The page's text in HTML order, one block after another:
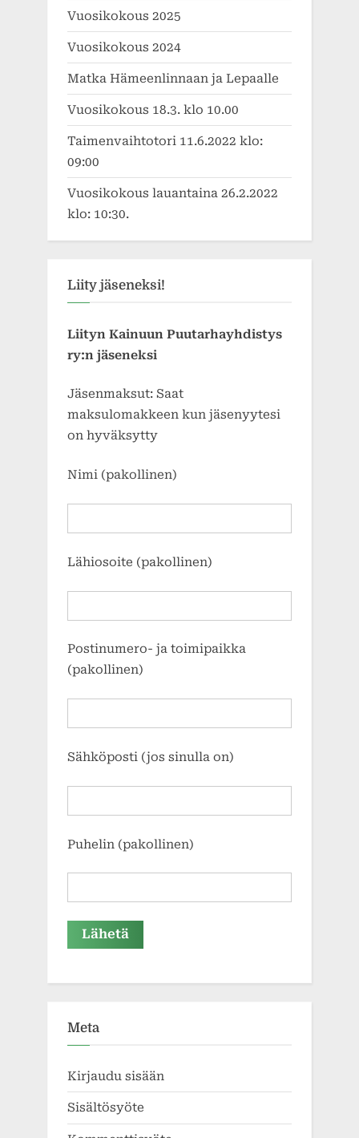
Vuosikokous 2025
Vuosikokous 2024
Matka Hämeenlinnaan ja Lepaalle
Vuosikokous 18.3. klo 10.00
Taimenvaihtotori 11.6.2022 klo:
09:00
Vuosikokous lauantaina 26.2.2022
klo: 10:30.
Liity jäseneksi!
Liityn Kainuun Puutarhayhdistys
ry:n jäseneksi
Jäsenmaksut: Saat
maksulomakkeen kun jäsenyytesi
on hyväksytty
Nimi (pakollinen)
Lähiosoite (pakollinen)
Postinumero- ja toimipaikka
(pakollinen)
Sähköposti (jos sinulla on)
Puhelin (pakollinen)
Meta
Kirjaudu sisään
Sisältösyöte